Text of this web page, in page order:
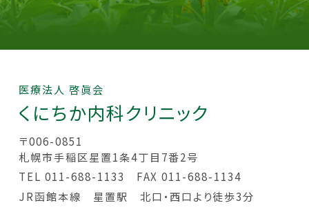
医療法人 啓眞会
くにちか内科クリニック
〒006-0851
札幌市手稲区星置1条4丁目7番2号
TEL 011-688-1133 FAX 011-688-1134
JR函館本線 星置駅 北口・西口より徒歩3分